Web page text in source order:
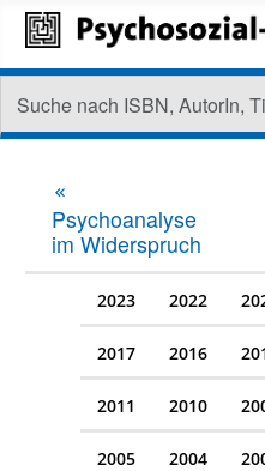
Psychoanalyse
im Widerspruch
2023 2022
2017 2016
2011 2010
2005 2004